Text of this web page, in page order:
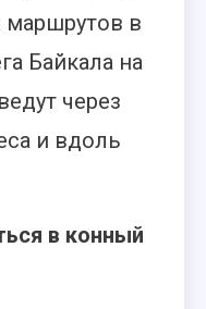
в
Байкала на
через
и вдоль
в конный